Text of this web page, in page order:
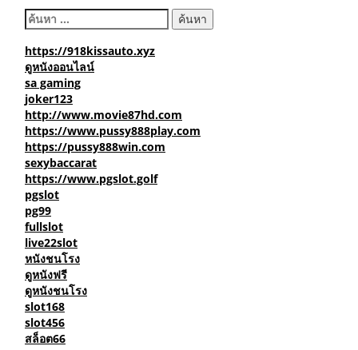
ค้นหา
สำหรับ:
https://918kissauto.xyz
ดูหนังออนไลน์
sa gaming
joker123
http://www.movie87hd.com
https://www.pussy888play.com
https://pussy888win.com
sexybaccarat
https://www.pgslot.golf
pgslot
pg99
fullslot
live22slot
หนังชนโรง
ดูหนังฟรี
ดูหนังชนโรง
slot168